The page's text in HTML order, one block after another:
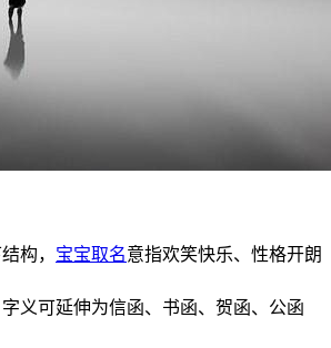
构， 宝宝取名意指欢笑快乐、性格开朗
义可延伸为信函、书函、贺函、公函